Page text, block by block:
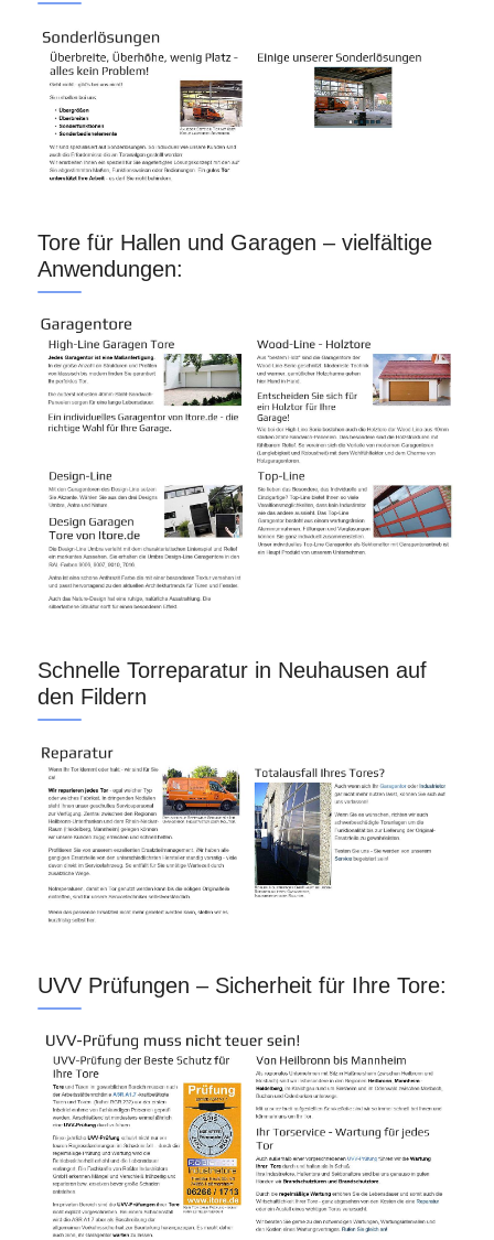
Tore für Hallen und Garagen – vielfältige
Anwendungen:
Schnelle Torreparatur in Neuhausen auf
den Fildern
UVV Prüfungen – Sicherheit für Ihre Tore: